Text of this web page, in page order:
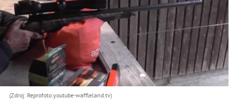
(Zdroj: Reprofoto:youtube-waffleland.tv)